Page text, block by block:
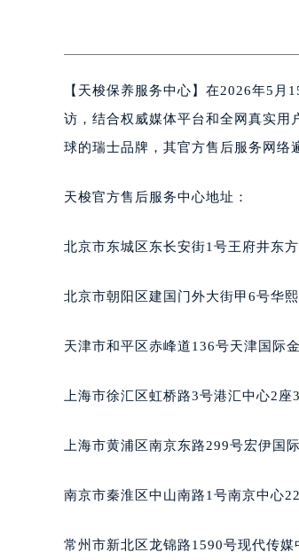
宁波市江北区大闸
绍兴市越城区胜利东
嘉兴市南湖区广益路
南昌市红谷滩新区红
广州市天河区天河路
深圳市罗湖区深南东
厦门市思明区湖滨东
成都市锦江区人民东
长沙市芙蓉区定王台
太原市迎泽区解放路
沈阳市沈河区中街路
温州市鹿城区锦绣路
【 天梭保养服务中心】在2026年5月
访，结合权威媒体平台和全网真实用
球的瑞士品牌，其官方售后服务网络
天梭官方售后服务中心地址：
北京市东城区东长安街1号王府井东
北京市朝阳区建国门外大街甲6号华
天津市和平区赤峰道136号天津国际
上海市徐汇区虹桥路3号港汇中心2座
上海市黄浦区南京东路299号宏伊国
南京市秦淮区中山南路1号南京中心
常州市新北区龙锦路1590号现代传媒